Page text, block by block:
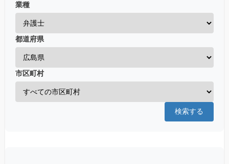
業種
都道府県
市区町村
検索する